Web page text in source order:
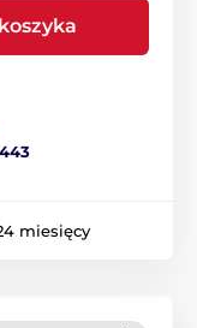
miesięcy